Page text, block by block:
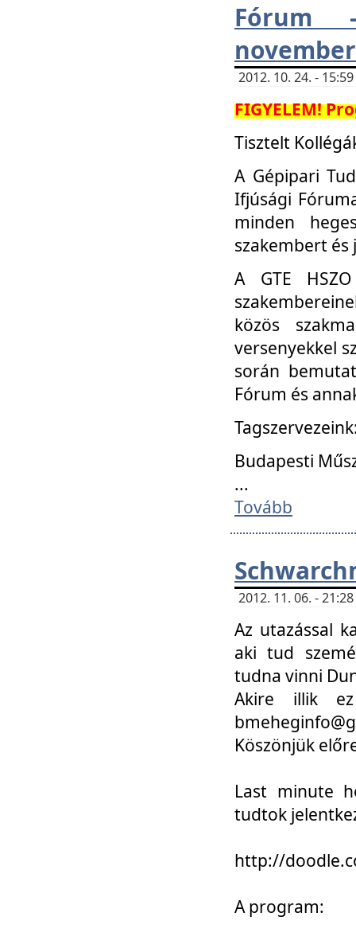
Fórum
2012. 10. 24. -
FIGYELEM!
Tisztelt
A Gépipari
Ifjúsági
minden
szakembert
A GTE
közös
versenyekkel
során
Fórum és
Budapesti
...
Tovább
2012. 11. 06. -
Az utazással
aki tud
tudna vinni
Akire illik
Köszönjük
Last minute
tudtok
http://
A program: